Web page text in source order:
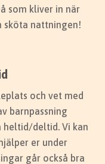
som kliver in när
sköta nattningen!
och vet med
barnpassning
heltid/deltid. Vi kan
er under
går också bra